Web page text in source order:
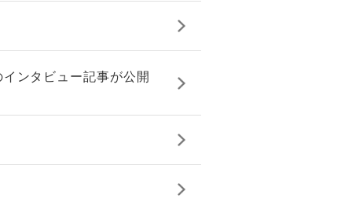
ンタビュー記事が公開